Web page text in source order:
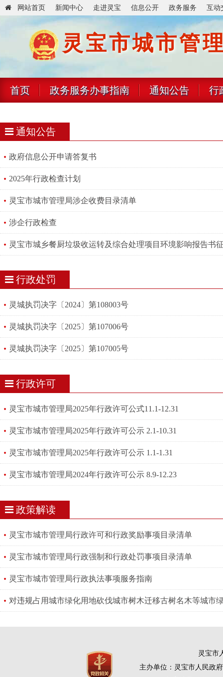
网站首页 新闻中心 走进灵宝 信息公开 政务服务 互动
灵宝市城市管
首页 政务服务办事指南 通知公告 行
通知公告
政府信息公开申请答复书
2025年行政检查计划
灵宝市城市管理局涉企收费目录清单
涉企行政检查
灵宝市城乡餐厨垃圾收运转及综合处理项目环境影响报告书
行政处罚
灵城执罚决字〔2024〕第108003号
灵城执罚决字〔2025〕第107006号
灵城执罚决字〔2025〕第107005号
行政许可
灵宝市城市管理局2025年行政许可公式11.1-12.31
灵宝市城市管理局2025年行政许可公示 2.1-10.31
灵宝市城市管理局2025年行政许可公示 1.1-1.31
灵宝市城市管理局2024年行政许可公示 8.9-12.23
政策解读
灵宝市城市管理局行政许可和行政奖励事项目录清单
灵宝市城市管理局行政强制和行政处罚事项目录清单
灵宝市城市管理局行政执法事项服务指南
灵宝市
主办单位：灵宝市人民政